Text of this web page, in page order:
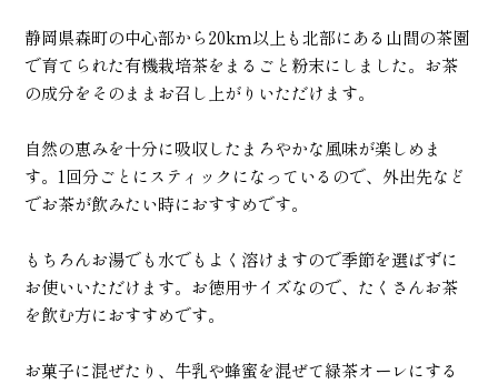
静岡県森町の中心部から20km以上も北部にある山間の茶園
で育てられた有機栽培茶をまるごと粉末にしました。お茶
の成分をそのままお召し上がりいただけます。
自然の恵みを十分に吸収したまろやかな風味が楽しめま
す。1回分ごとにスティックになっているので、外出先など
でお茶が飲みたい時におすすめです。
もちろんお湯でも水でもよく溶けますので季節を選ばずに
お使いいただけます。お徳用サイズなので、たくさんお茶
を飲む方におすすめです。
お菓子に混ぜたり、牛乳や蜂蜜を混ぜて緑茶オーレにする